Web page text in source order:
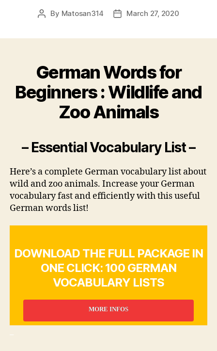
Post
By Matosan314
PostMarch 27, 2020
German Words for
Beginners : Wildlife and
Zoo Animals
– Essential Vocabulary List –
Here’s a complete German vocabulary list about
wild and zoo animals. Increase your German
vocabulary fast and efficiently with this useful
German words list!
DOWNLOAD THE FULL PACKAGE IN
ONE CLICK: 100 GERMAN
VOCABULARY LISTS
MORE INFOS